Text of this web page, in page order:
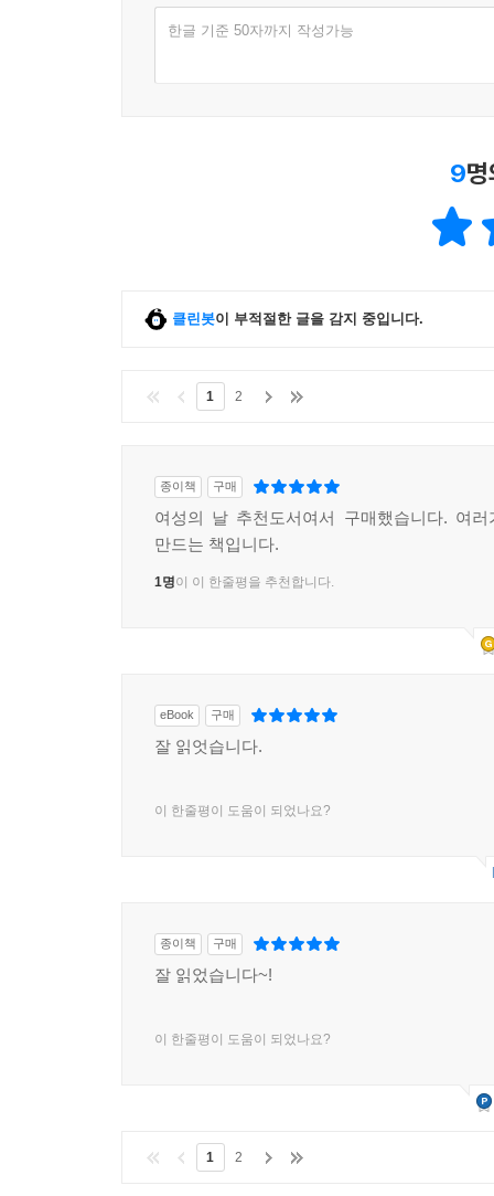
한글 기준 50자까지 작성가능
9
클린봇이 부적절한 글을 감지 중입니다.
1 2
종이책 구매
여성의 날 추천도서여서 구매했습니다. 여러
만드는 책입니다.
1명이 이 한줄평을 추천합니다.
eBook 구매
잘 읽엇습니다.
이 한줄평이 도움이 되었나요?
종이책 구매
잘 읽었습니다~!
이 한줄평이 도움이 되었나요?
1 2